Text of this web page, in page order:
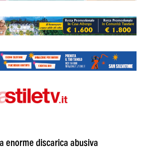
enorme discarica abusiva